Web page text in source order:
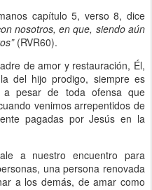
capítulo 5, verso 8, dice
nosotros, en que, siendo aún
(RVR60).
de amor y restauración, Él,
del hijo prodigo, siempre es
pesar de toda ofensa que
venimos arrepentidos de
pagadas por Jesús en la
a nuestro encuentro para
una persona renovada
a los demás, de amar como